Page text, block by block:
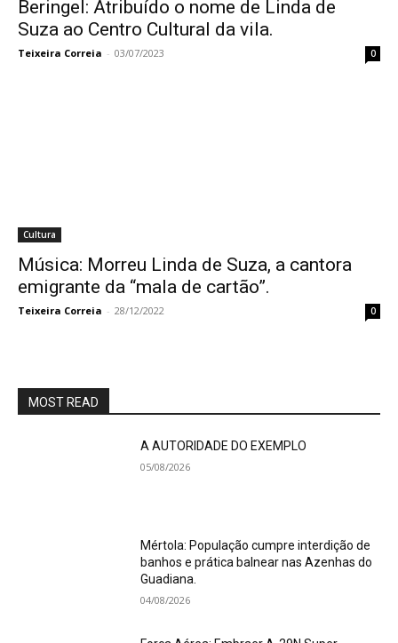
Beringel: Atribuído o nome de Linda de
Suza ao Centro Cultural da vila.
Teixeira Correia - 03/07/2023 0
Cultura
Música: Morreu Linda de Suza, a cantora
emigrante da “mala de cartão”.
Teixeira Correia - 28/12/2022 0
MOST READ
A AUTORIDADE DO EXEMPLO
05/08/2026
Mértola: População cumpre interdição de
banhos e prática balnear nas Azenhas do
Guadiana.
04/08/2026